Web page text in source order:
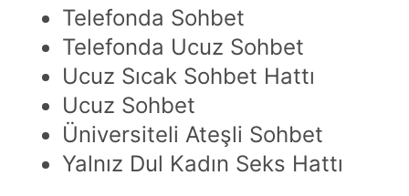
Telefonda Sohbet
Telefonda Ucuz Sohbet
Ucuz Sıcak Sohbet Hattı
Ucuz Sohbet
Üniversiteli Ateşli Sohbet
Yalnız Dul Kadın Seks Hattı